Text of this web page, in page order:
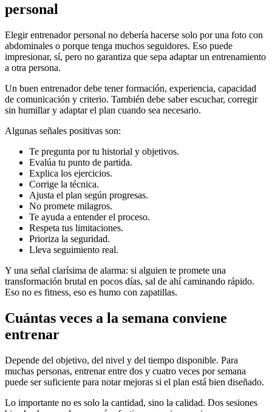
personal
Elegir entrenador personal no debería hacerse solo por una foto con
abdominales o porque tenga muchos seguidores. Eso puede
impresionar, sí, pero no garantiza que sepa adaptar un entrenamiento
a otra persona.
Un buen entrenador debe tener formación, experiencia, capacidad
de comunicación y criterio. También debe saber escuchar, corregir
sin humillar y adaptar el plan cuando sea necesario.
Algunas señales positivas son:
Te pregunta por tu historial y objetivos.
Evalúa tu punto de partida.
Explica los ejercicios.
Corrige la técnica.
Ajusta el plan según progresas.
No promete milagros.
Te ayuda a entender el proceso.
Respeta tus limitaciones.
Prioriza la seguridad.
Lleva seguimiento real.
Y una señal clarísima de alarma: si alguien te promete una
transformación brutal en pocos días, sal de ahí caminando rápido.
Eso no es fitness, eso es humo con zapatillas.
Cuántas veces a la semana conviene
entrenar
Depende del objetivo, del nivel y del tiempo disponible. Para
muchas personas, entrenar entre dos y cuatro veces por semana
puede ser suficiente para notar mejoras si el plan está bien diseñado.
Lo importante no es solo la cantidad, sino la calidad. Dos sesiones